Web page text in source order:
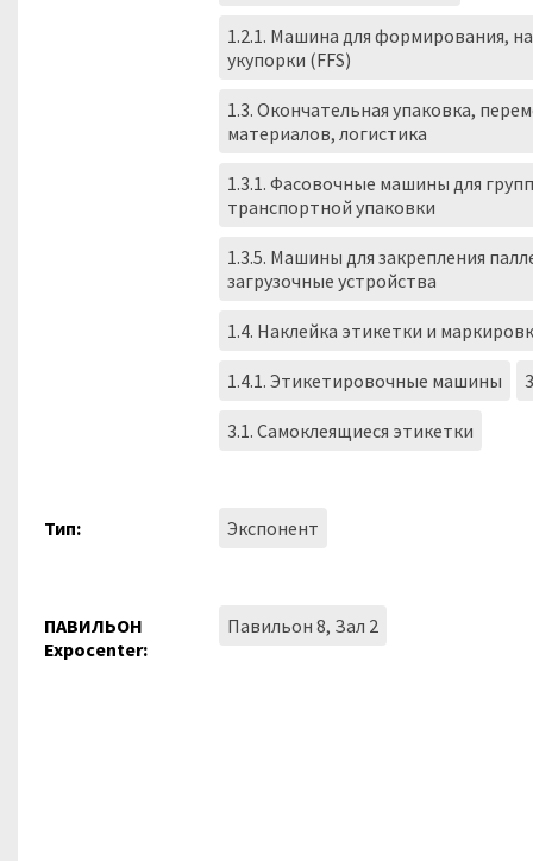
Тип: Экспонент
1.2.1. Машина для формирования,
укупорки (FFS)
1.3. Окончательная упаковка,
материалов, логистика
1.3.1. Фасовочные машины для
транспортной упаковки
1.3.5. Машины для закрепления
загрузочные устройства
1.4. Наклейка этикетки и
1.4.1. Этикетировочные машины
3.1. Самоклеящиеся этикетки
ПАВИЛЬОН
Expocenter:
Павильон 8, Зал 2